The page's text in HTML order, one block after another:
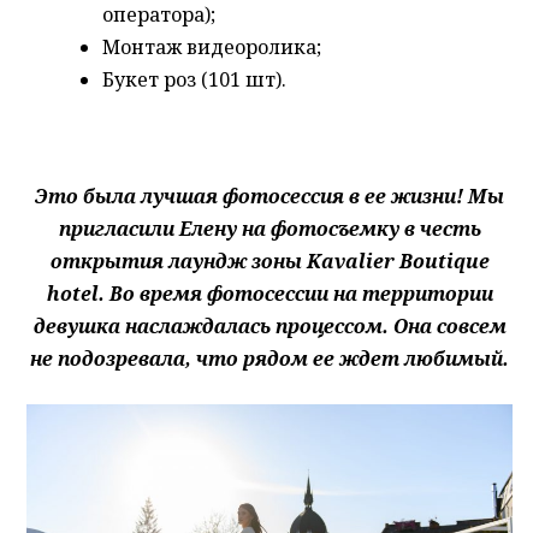
оператора);
Монтаж видеоролика;
Букет роз (101шт).
Это была лучшая фотосессия в ее жизни! Мы
пригласили Елену на фотосъемку в честь
открытиялаунджзоныKavalierBoutique
hotel. Во время фотосессии на территории
девушка наслаждалась процессом. Она совсем
не подозревала, что рядом ее ждет любимый.